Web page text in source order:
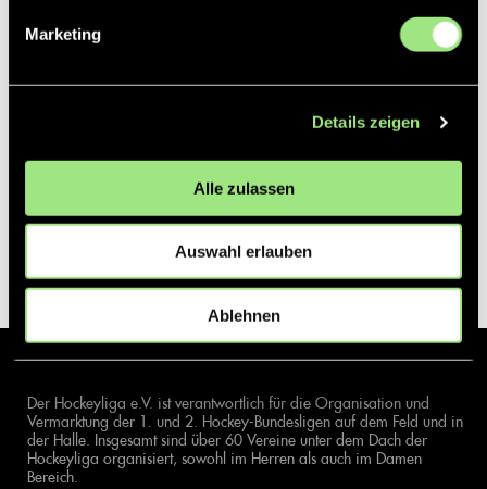
Marketing
Details zeigen
Alle zulassen
Auswahl erlauben
Ablehnen
Der Hockeyliga e.V. ist verantwortlich für die Organisation und
Vermarktung der 1. und 2. Hockey-Bundesligen auf dem Feld und in
der Halle. Insgesamt sind über 60 Vereine unter dem Dach der
Hockeyliga organisiert, sowohl im Herren als auch im Damen
Bereich.